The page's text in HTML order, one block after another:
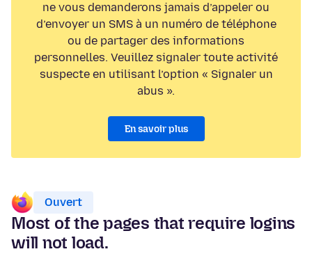
ne vous demanderons jamais d’appeler ou
d’envoyer un SMS à un numéro de téléphone
ou de partager des informations
personnelles. Veuillez signaler toute activité
suspecte en utilisant l’option « Signaler un
abus ».
En savoir plus
Ouvert
Most of the pages that require logins
will not load.